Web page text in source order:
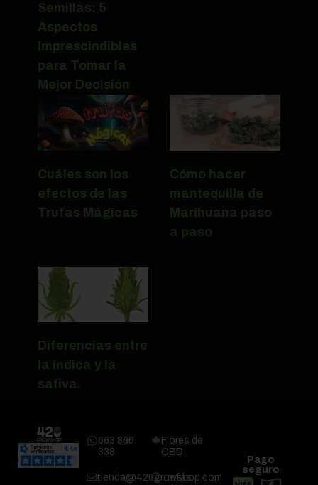
Semillas: 5
Aspectos
Imprescindibles
para Tomar la
Mejor Decisión
Cuáles son los
efectos de las
Trufas Mágicas
Cómo hacer
mantequilla de
Marihuana paso
a paso
Diferencias entre
la índica y la
sativa.
663 866
338
tienda@420growshop.com
Flores de
CBD
Trufas
Pago
seguro